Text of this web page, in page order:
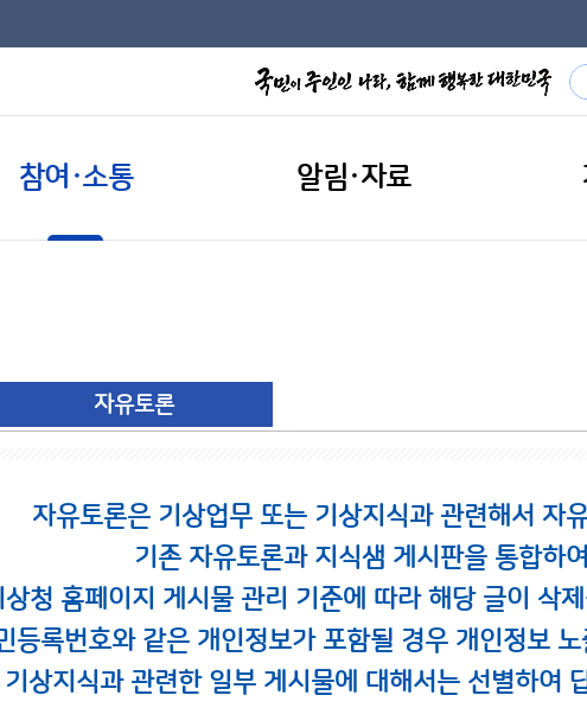
참여·소통 알림·자료
자유토론
자유토론은 기상업무 또는 기상지식과 관련해서 자
기존 자유토론과 지식샘 게시판을 통합하
상청 홈페이지 게시물 관리 기준에 따라 해당 글이 삭
등록번호와 같은 개인정보가 포함될 경우 개인정보
기상지식과 관련한 일부 게시물에 대해서는 선별하여